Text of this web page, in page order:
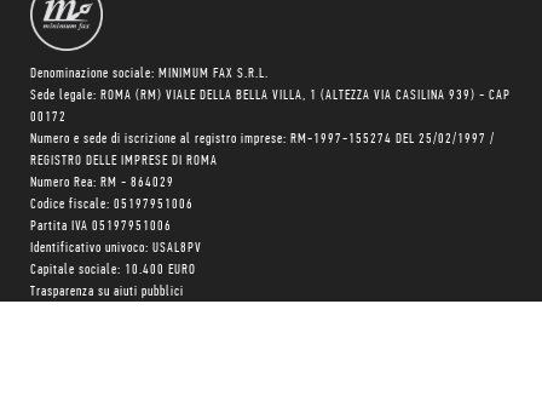
Denominazione sociale: MINIMUM FAX S.R.L.
Sede legale: ROMA (RM) VIALE DELLA BELLA VILLA, 1 (ALTEZZA VIA CASILINA 939) - CAP
00172
Numero e sede di iscrizione al registro imprese: RM-1997-155274 DEL 25/02/1997 /
REGISTRO DELLE IMPRESE DI ROMA
Numero Rea: RM - 864029
Codice fiscale: 05197951006
Partita IVA 05197951006
Identificativo univoco: USAL8PV
Capitale sociale: 10.400 EURO
Trasparenza su aiuti pubblici